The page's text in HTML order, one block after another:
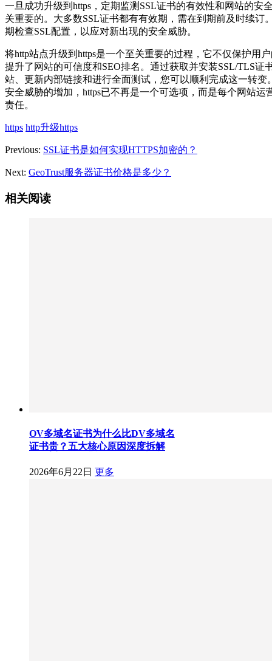
一旦成功升级到https，定期监测SSL证书的有效性和网站的安
关重要的。大多数SSL证书都有有效期，需在到期前及时续订
期检查SSL配置，以应对新出现的安全威胁。
将http站点升级到https是一个至关重要的过程，它不仅保护用
提升了网站的可信度和SEO排名。通过获取并安装SSL/TLS证
站、更新内部链接和进行全面测试，您可以顺利完成这一转变
安全威胁的增加，https已不再是一个可选项，而是每个网站运
责任。
https http升级https
Previous: SSL证书是如何实现HTTPS加密的？
Next: GeoTrust服务器证书价格是多少？
相关阅读
OV多域名证书为什么比DV多域名
证书贵？五大核心原因深度拆解
2026年6月22日 更多